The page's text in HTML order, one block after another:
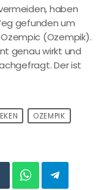
haben
gefunden um
(Ozempik).
genau wirkt und
Der ist
OZEMPIK